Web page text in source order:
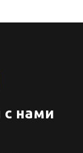
с нами